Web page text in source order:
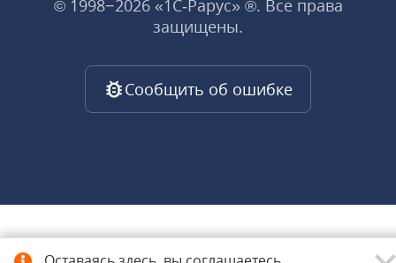
© 1998−2026 «1С‑Рарус» ®. Все права
защищены.
Сообщить об ошибке